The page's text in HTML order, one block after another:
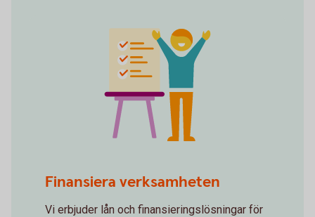
Finansiera verksamheten
Vi erbjuder lån och finansieringslösningar för